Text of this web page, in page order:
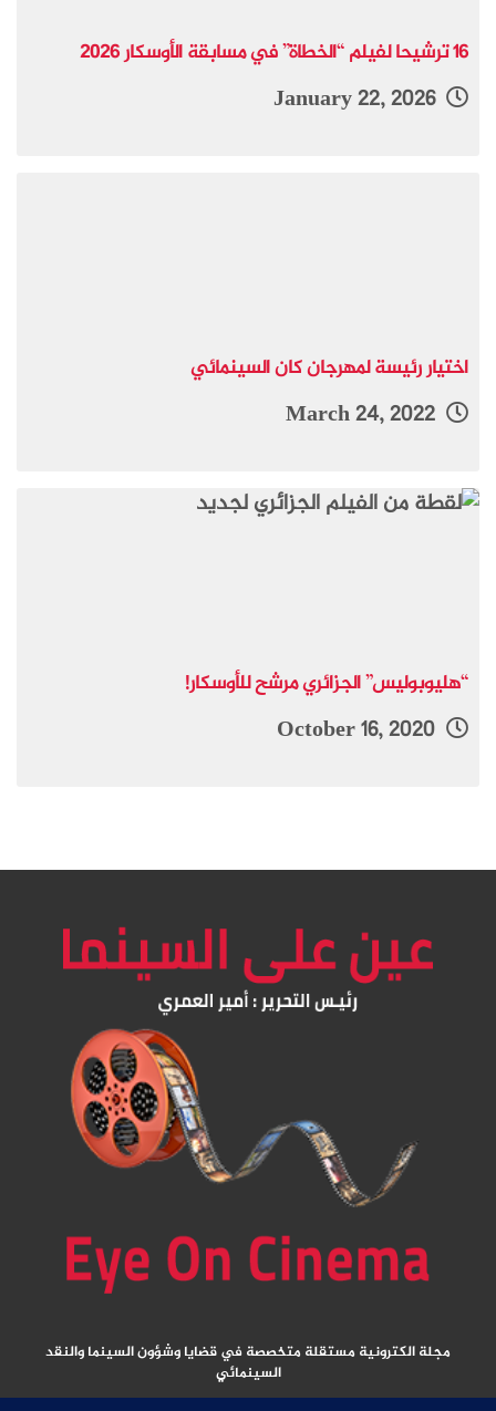
16 ترشيحا لفيلم “الخطاة” في مسابقة الأوسكار 2026
January 22, 2026
اختيار رئيسة لمهرجان كان السينمائي
“هليوبوليس” الجزائري مرشح للأوسكار!
مجلة الكترونية مستقلة متخصصة في قضايا وشؤون السينما والنقد
السينمائي